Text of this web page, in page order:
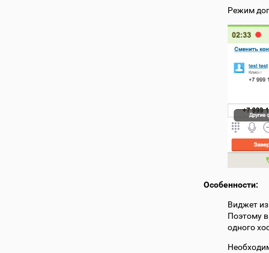
Режим
Особенности:
Виджет
Поэтому
одного